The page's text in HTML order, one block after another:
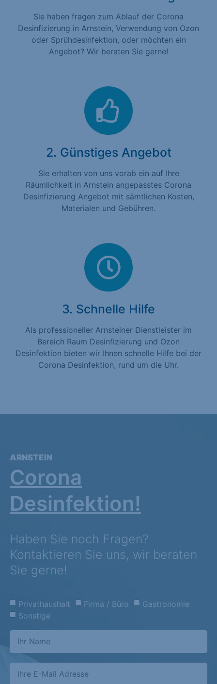
Sie haben fragen zum Ablauf der Corona
Desinfizierung in Arnstein, Verwendung von Ozon
oder Sprühdesinfektion, oder möchten ein
Angebot? Wir beraten Sie gerne!
2. Günstiges Angebot
Sie erhalten von uns vorab ein auf Ihre
Räumlichkeit in Arnstein angepasstes Corona
Desinfizierung Angebot mit sämtlichen Kosten,
Materialen und Gebühren.
3. Schnelle Hilfe
Als professioneller Arnsteiner Dienstleister im
Bereich Raum Desinfizierung und Ozon
Desinfektion bieten wir Ihnen schnelle Hilfe bei der
Corona Desinfektion, rund um die Uhr.
ARNSTEIN
Corona
Desinfektion!
Haben Sie noch Fragen?
Kontaktieren Sie uns, wir beraten
Sie gerne!
Privathaushalt Firma / Büro
Gastronomie
Sonstige